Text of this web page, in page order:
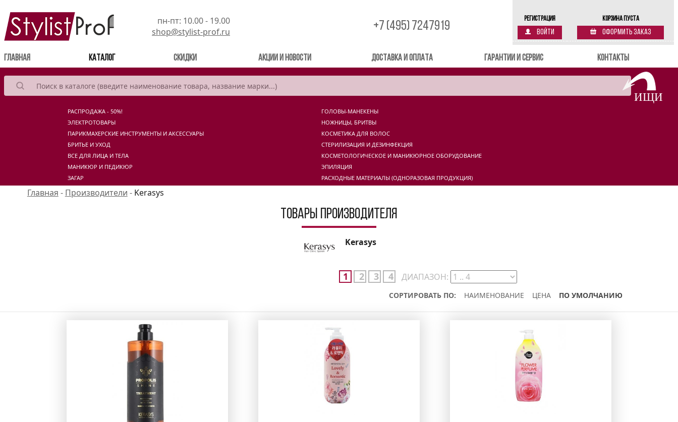
Регистрация
Войти
Корзина пуста
Оформить заказ
пн-пт: 10.00 - 19.00
shop@stylist-prof.ru
+7 (495) 7247919
Главная Каталог Скидки Акции и новости Доставка и оплата Гарантии и сервис Контакты
РАСПРОДАЖА - 50%!
ГОЛОВЫ-МАНЕКЕНЫ
ЭЛЕКТРОТОВАРЫ
НОЖНИЦЫ, БРИТВЫ
ПАРИКМАХЕРСКИЕ ИНСТРУМЕНТЫ И АКСЕССУАРЫ
КОСМЕТИКА ДЛЯ ВОЛОС
БРИТЬЕ И УХОД
СТЕРИЛИЗАЦИЯ И ДЕЗИНФЕКЦИЯ
ВСЕ ДЛЯ ЛИЦА И ТЕЛА
КОСМЕТОЛОГИЧЕСКОЕ И МАНИКЮРНОЕ ОБОРУДОВАНИЕ
МАНИКЮР И ПЕДИКЮР
ЭПИЛЯЦИЯ
ЗАГАР
РАСХОДНЫЕ МАТЕРИАЛЫ (ОДНОРАЗОВАЯ ПРОДУКЦИЯ)
Главная - Производители - Kerasys
Товары производителя
Kerasys
1 2 3 4 ДИАПАЗОН:
СОРТИРОВАТЬ ПО: НАИМЕНОВАНИЕ ЦЕНА ПО УМОЛЧАНИЮ